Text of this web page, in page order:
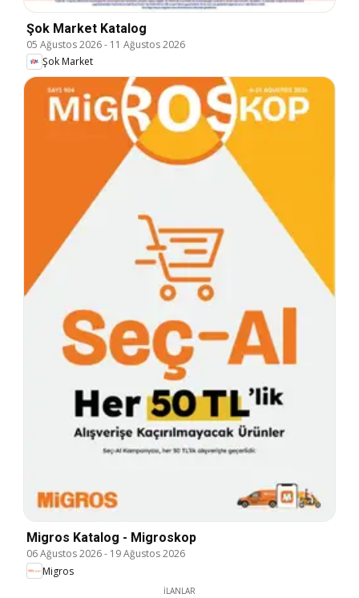
Şok Market Katalog
05 Ağustos 2026- 11 Ağustos 2026
Şok Market
Migros Katalog - Migroskop
06 Ağustos 2026- 19 Ağustos 2026
Migros
İLANLAR